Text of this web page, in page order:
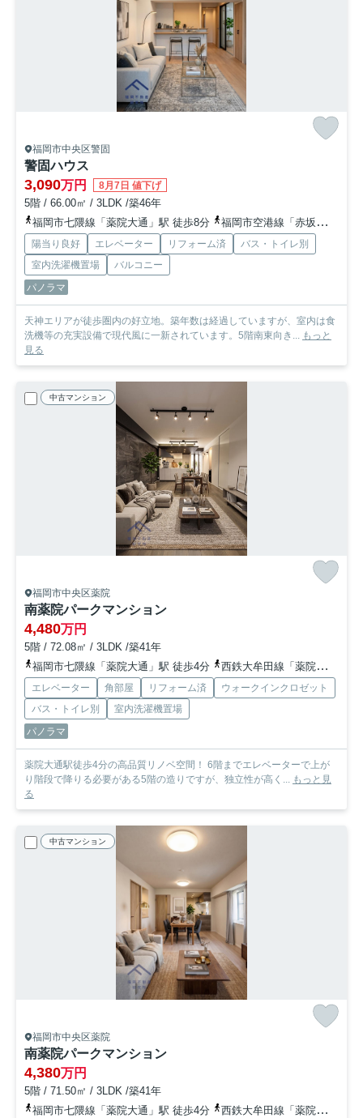
福岡市中央区警固
警固ハウス
3,090万円 8月7日 値下げ
5階 / 66.00㎡ / 3LDK /築46年
福岡市七隈線「薬院大通」駅 徒歩8分
福岡市空港線「赤坂」駅 徒歩11分
陽当り良好 エレベーター リフォーム済
バス・トイレ別
室内洗濯機置場
バルコニー
パノラマ
天神エリアが徒歩圏内の好立地。築年数は経過していますが、室内は食
洗機等の充実設備で現代風に一新されています。5階南東向き... もっと
見る
中古マンション
福岡市中央区薬院
南薬院パークマンション
4,480万円
5階 / 72.08㎡ / 3LDK /築41年
福岡市七隈線「薬院大通」駅 徒歩4分
西鉄大牟田線「薬院」駅 徒歩10分
エレベーター 角部屋 リフォーム済
ウォークインクロゼット
バス・トイレ別
室内洗濯機置場
パノラマ
薬院大通駅徒歩4分の高品質リノベ空間！ 6階までエレベーターで上が
り階段で降りる必要がある5階の造りですが、独立性が高く... もっと見
る
中古マンション
福岡市中央区薬院
南薬院パークマンション
4,380万円
5階 / 71.50㎡ / 3LDK /築41年
福岡市七隈線「薬院大通」駅 徒歩4分
西鉄大牟田線「薬院」駅 徒歩10分